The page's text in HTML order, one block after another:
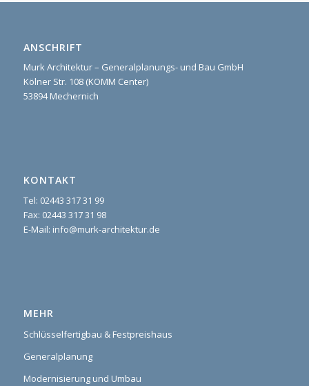
ANSCHRIFT
Murk Architektur – Generalplanungs- und Bau GmbH
Kölner Str. 108 (KOMM Center)
53894 Mechernich
KONTAKT
Tel: 02443 317 31 99
Fax: 02443 317 31 98
E-Mail: info@murk-architektur.de
MEHR
Schlüsselfertigbau & Festpreishaus
Generalplanung
Modernisierung und Umbau